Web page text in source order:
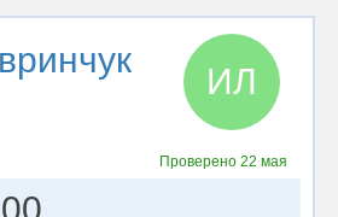
ИЛ
Проверено 22 мая